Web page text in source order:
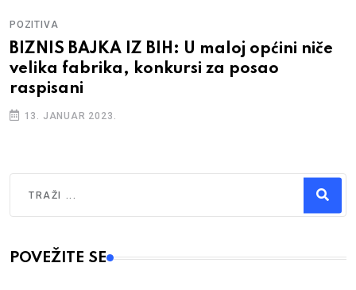
POZITIVA
BIZNIS BAJKA IZ BIH: U maloj općini niče
velika fabrika, konkursi za posao
raspisani
13. JANUAR 2023.
Type 2 or more characters for results.
POVEŽITE SE